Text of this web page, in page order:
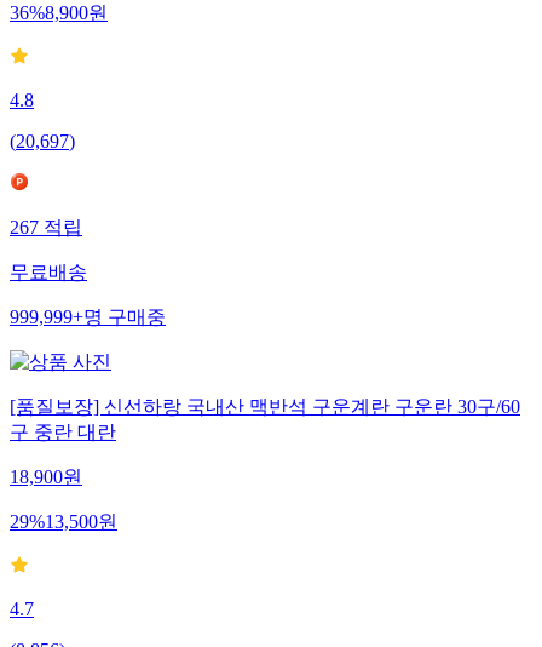
36%8,900원
4.8
(20,697)
267 적립
무료배송
999,999+명 구매중
[품질보장] 신선하랑 국내산 맥반석 구운계란 구운란 30구/60
구 중란 대란
18,900원
29%13,500원
4.7